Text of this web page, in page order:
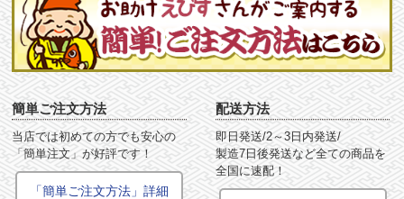
簡単ご注文方法
当店では初めての方でも安心の
「簡単注文」が好評です！
「簡単ご注文方法」詳細
配送方法
即日発送/2～3日内発送/
製造7日後発送など全ての商品を
全国に速配！